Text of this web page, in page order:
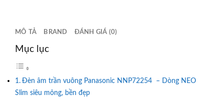
MÔ TẢ BRAND ĐÁNH GIÁ (0)
Mục lục
Đèn âm trần vuông Panasonic NNP72254 – Dòng NEO
Slim siêu mỏng, bền đẹp